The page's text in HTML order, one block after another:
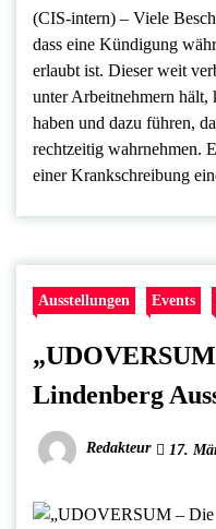
(CIS-intern) – Viele
dass eine Kündigung
erlaubt ist. Dieser weit
unter Arbeitnehmern hält,
haben und dazu führen,
rechtzeitig wahrnehmen.
einer Krankschreibung
Ausstellungen Events
Lindenberg
Redakteur 17.